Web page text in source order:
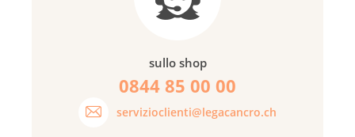
sullo shop
0844 85 00 00
servizioclienti@legacancro.ch